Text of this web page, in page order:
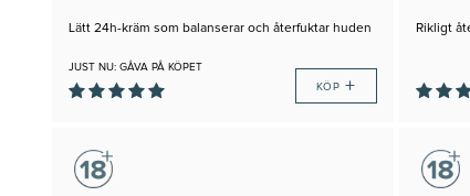
Lätt 24h-kräm som balanserar och återfuktar huden
JUST NU: GÅVA PÅ KÖPET
KÖP +
Rikligt